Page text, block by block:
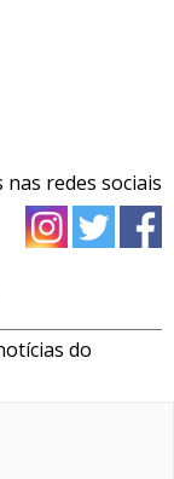
nas redes sociais
do